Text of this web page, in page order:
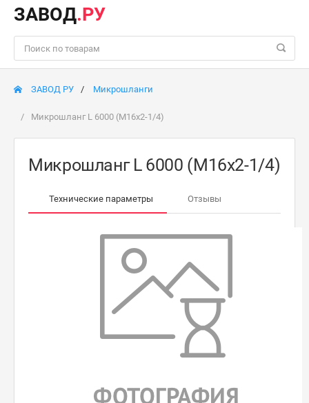
ЗАВОД.РУ
ЗАВОД РУ Микрошланги
Микрошланг L 6000 (М16х2-1/4)
Микрошланг L 6000 (М16х2-1/4)
Технические параметры Отзывы